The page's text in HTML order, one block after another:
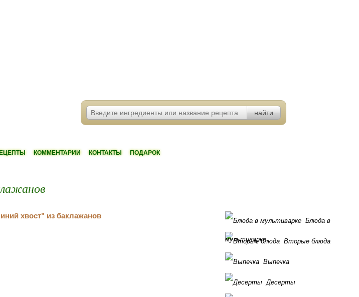
КОММЕНТАРИИ КОНТАКТЫ ПОДАРОК
Блюда в
мультиварке Вторые блюда
Выпечка
Десерты